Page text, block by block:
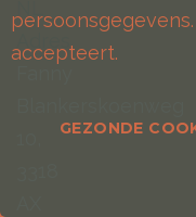
accepteert.
GEZONDE